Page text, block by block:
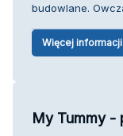
budowlane.
Więcej informacji
My Tummy -